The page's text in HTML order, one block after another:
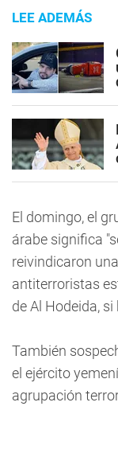
LEE ADEMÁS
El domingo, el
árabe significa
reivindicaron
antiterroristas
de Al Hodeida,
También
el ejército
agrupación